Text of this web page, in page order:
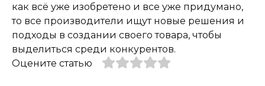
как всё уже изобретено и все уже придумано,
то все производители ищут новые решения и
подходы в создании своего товара, чтобы
выделиться среди конкурентов.
Оцените статью